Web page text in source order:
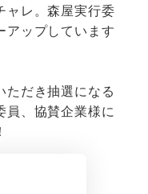
ャレ。森屋実行委
アップしています
ただき抽選になる
員、協賛企業様に